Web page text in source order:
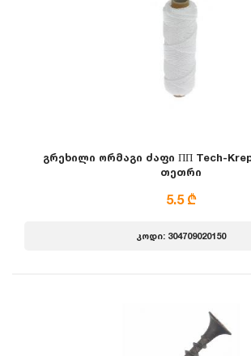
გრეხილი ორმაგი ძაფი ПП Tech-Krep
თეთრი
5.5 ₾
კოდი: 304709020150